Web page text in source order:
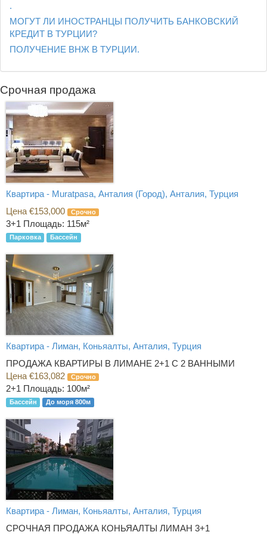
.
МОГУТ ЛИ ИНОСТРАНЦЫ ПОЛУЧИТЬ БАНКОВСКИЙ
КРЕДИТ В ТУРЦИИ?
ПОЛУЧЕНИЕ ВНЖ В ТУРЦИИ.
Срочная продажа
Квартира - Muratpasa, Анталия (Город), Анталия, Турция
Цена €153,000
Срочно
3+1 Площадь: 115м²
Парковка Бассейн
Квартира - Лиман, Коньяалты, Анталия, Турция
ПРОДАЖА КВАРТИРЫ В ЛИМАНЕ 2+1 С 2 ВАННЫМИ
Цена €163,082
Срочно
2+1 Площадь: 100м²
Бассейн До моря 800м
Квартира - Лиман, Коньяалты, Анталия, Турция
СРОЧНАЯ ПРОДАЖА КОНЬЯАЛТЫ ЛИМАН 3+1